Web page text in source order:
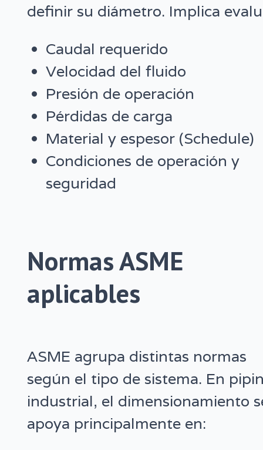
definir su diámetro. Implica
Caudal requerido
Velocidad del fluido
Presión de operación
Pérdidas de carga
Material y espesor (Schedule)
Condiciones de operación y
seguridad
Normas ASME
aplicables
ASME agrupa distintas normas
según el tipo de sistema. En
industrial, el dimensionamiento
apoya principalmente en: